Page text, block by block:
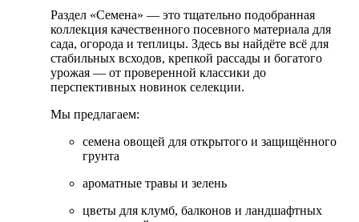
Раздел «Семена» — это тщательно подобранная
коллекция качественного посевного материала для
сада, огорода и теплицы. Здесь вы найдёте всё для
стабильных всходов, крепкой рассады и богатого
урожая — от проверенной классики до
перспективных новинок селекции.
Мы предлагаем:
семена овощей для открытого и защищённого
грунта
ароматные травы и зелень
цветы для клумб, балконов и ландшафтных